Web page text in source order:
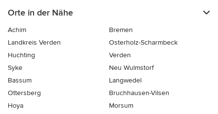
Orte in der Nähe
Achim
Bremen
Landkreis Verden
Osterholz-Scharmbeck
Huchting
Verden
Syke
Neu Wulmstorf
Bassum
Langwedel
Ottersberg
Bruchhausen-Vilsen
Hoya
Morsum